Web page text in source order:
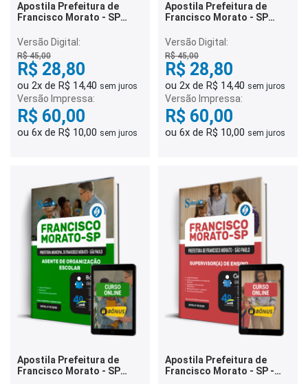
Apostila Prefeitura de
Francisco Morato - SP
Atendimento Educacional
Versão Digital:
R$ 45,00
R$ 28,80
ou 2x de R$ 14,40 sem juros
Versão Impressa:
R$ 60,00
ou 6x de R$ 10,00 sem juros
Apostila Prefeitura de
Francisco Morato - SP
Secretaria de Escola
Versão Digital:
R$ 45,00
R$ 28,80
ou 2x de R$ 14,40 sem juros
Versão Impressa:
R$ 60,00
ou 6x de R$ 10,00 sem juros
Apostila Prefeitura de
Francisco Morato - SP
Apostila Prefeitura de
Francisco Morato - SP -